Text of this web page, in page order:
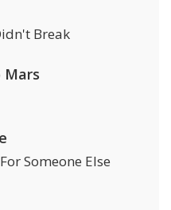
Break
Mars
Someone Else